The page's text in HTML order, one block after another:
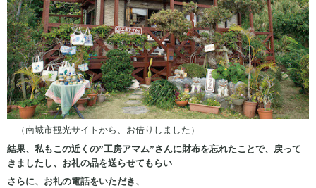
（南城市観光サイトから、お借りしました）
結果、私もこの近くの”工房アマム”さんに財布を忘れたことで、戻って
きましたし、お礼の品を送らせてもらい
さらに、お礼の電話をいただき、